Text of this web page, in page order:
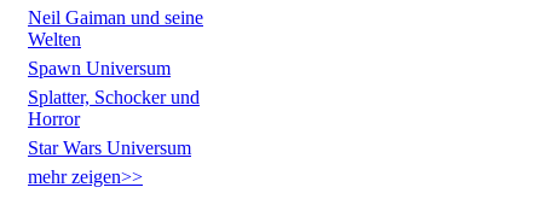
Neil Gaiman und seine
Welten
Spawn Universum
Splatter, Schocker und
Horror
Star Wars Universum
mehr zeigen>>